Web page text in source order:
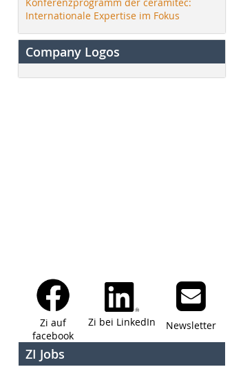
Internationale Expertise im Fokus
Company Logos
Zi auf
facebook
Zi bei LinkedIn Newsletter
ZI Jobs